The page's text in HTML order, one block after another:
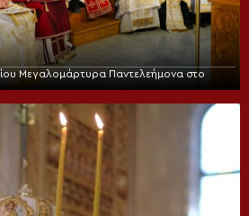
Μεγαλομάρτυρα Παντελεήμονα στο